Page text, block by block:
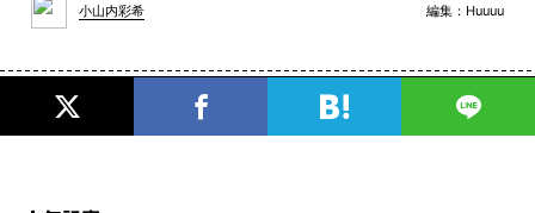
小山内彩希 編集： Huuuu